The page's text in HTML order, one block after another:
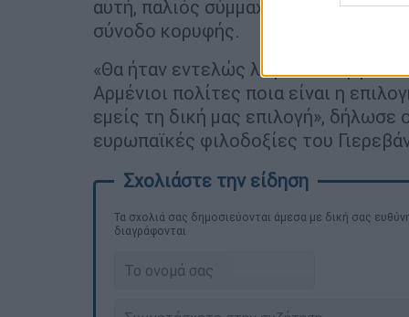
αυτή, παλιός σύμμαχος της Μόσχας,
σύνοδο κορυφής.
«Θα ήταν εντελώς λογικό να
Αρμένιοι πολίτες ποια είναι η
εμείς τη δική μας επιλογή»,
ευρωπαϊκές φιλοδοξίες του
Τα σχολιά σας δημοσιεύονται άμεσα με δική σας
διαγράφονται